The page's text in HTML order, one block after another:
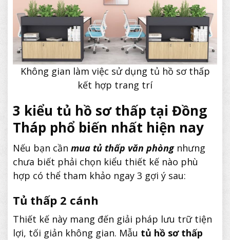
Không gian làm việc sử dụng tủ hồ sơ thấp
kết hợp trang trí
3 kiểu tủ hồ sơ thấp tại Đồng
Tháp phổ biến nhất hiện nay
Nếu bạn cần mua tủ thấp văn phòngnhưng
chưa biết phải chọn kiểu thiết kế nào phù
hợp có thể tham khảo ngay 3 gợi ý sau:
Tủ thấp 2 cánh
Thiết kế này mang đến giải pháp lưu trữ tiện
lợi, tối giản không gian. Mẫu tủ hồ sơ thấp